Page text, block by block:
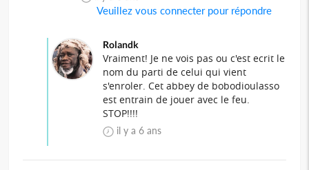
Veuillez vous connecter pour répondre
Rolandk
Vraiment! Je ne vois pas ou c'est ecrit le
nom du parti de celui qui vient
s'enroler. Cet abbey de bobodioulasso
est entrain de jouer avec le feu.
STOP!!!!
il y a 6 ans